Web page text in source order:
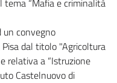
un convegno
dal titolo "Agricoltura
relativa a “Istruzione
Castelnuovo di